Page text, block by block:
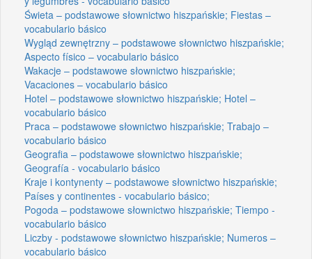
Świeta – podstawowe słownictwo hiszpańskie; Fiestas –
vocabulario básico
Wygląd zewnętrzny – podstawowe słownictwo hiszpańskie;
Aspecto físico – vocabulario básico
Wakacje – podstawowe słownictwo hiszpańskie;
Vacaciones – vocabulario básico
Hotel – podstawowe słownictwo hiszpańskie; Hotel –
vocabulario básico
Praca – podstawowe słownictwo hiszpańskie; Trabajo –
vocabulario básico
Geografia – podstawowe słownictwo hiszpańskie;
Geografía - vocabulario básico
Kraje i kontynenty – podstawowe słownictwo hiszpańskie;
Países y continentes - vocabulario básico;
Pogoda – podstawowe słownictwo hiszpańskie; Tiempo -
vocabulario básico
Liczby - podstawowe słownictwo hiszpańskie; Numeros –
vocabulario básico